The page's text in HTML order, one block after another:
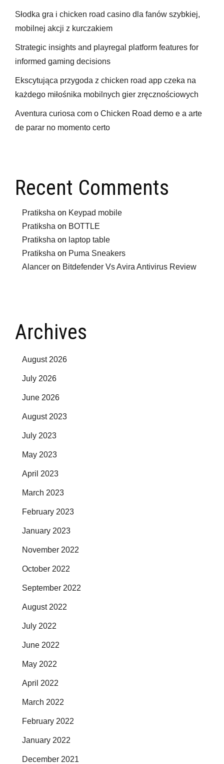
Słodka gra i chicken road casino dla fanów szybkiej,
mobilnej akcji z kurczakiem
Strategic insights and playregal platform features for
informed gaming decisions
Ekscytująca przygoda z chicken road app czeka na
każdego miłośnika mobilnych gier zręcznościowych
Aventura curiosa com o Chicken Road demo e a arte
de parar no momento certo
Recent Comments
Pratiksha on Keypad mobile
Pratiksha on BOTTLE
Pratiksha on laptop table
Pratiksha on Puma Sneakers
Alancer on Bitdefender Vs Avira Antivirus Review
Archives
August 2026
July 2026
June 2026
August 2023
July 2023
May 2023
April 2023
March 2023
February 2023
January 2023
November 2022
October 2022
September 2022
August 2022
July 2022
June 2022
May 2022
April 2022
March 2022
February 2022
January 2022
December 2021